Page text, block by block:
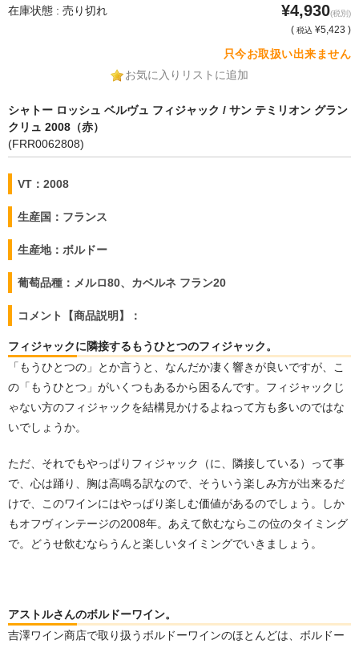
在庫状態 : 売り切れ ¥4,930(税別)
( 税込 ¥5,423 )
只今お取扱い出来ません
お気に入りリストに追加
シャトー ロッシュ ベルヴュ フィジャック / サン テミリオン グラン
クリュ 2008（赤）
(FRR0062808)
VT：2008
生産国：フランス
生産地：ボルドー
葡萄品種：メルロ80、カベルネ フラン20
コメント【商品説明】：
フィジャックに隣接するもうひとつのフィジャック。
「もうひとつの」とか言うと、なんだか凄く響きが良いですが、こ
の「もうひとつ」がいくつもあるから困るんです。フィジャックじ
ゃない方のフィジャックを結構見かけるよねって方も多いのではな
いでしょうか。
ただ、それでもやっぱりフィジャック（に、隣接している）って事
で、心は踊り、胸は高鳴る訳なので、そういう楽しみ方が出来るだ
けで、このワインにはやっぱり楽しむ価値があるのでしょう。しか
もオフヴィンテージの2008年。あえて飲むならこの位のタイミング
で。どうせ飲むならうんと楽しいタイミングでいきましょう。
アストルさんのボルドーワイン。
吉澤ワイン商店で取り扱うボルドーワインのほとんどは、ボルドー